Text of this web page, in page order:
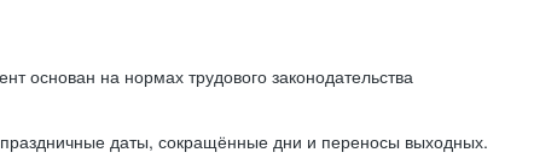
основан на нормах трудового законодательства
даты, сокращённые дни и переносы выходных.